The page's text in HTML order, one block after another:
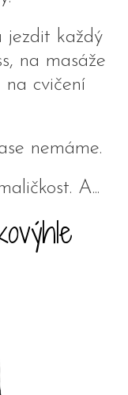
jezdit každý
na masáže
na cvičení
nemáme.
A...